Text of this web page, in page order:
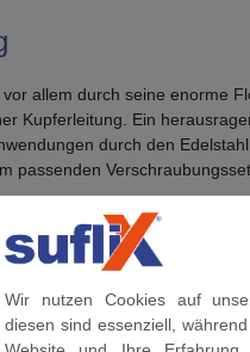
allem durch seine enorme
Kupferleitung. Ein
durch den
passenden
4404)
Wir nutzen Cookies auf
diesen sind essenziell,